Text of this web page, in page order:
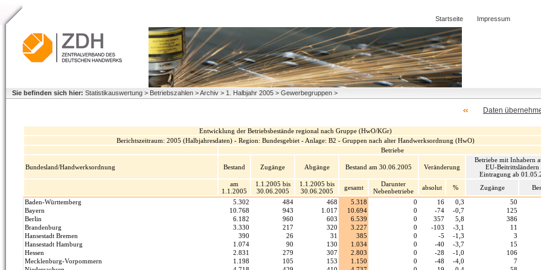
Startseite Impressum
Sie befinden sich hier: Statistikauswertung > Betriebszahlen > Archiv > 1. Halbjahr 2005 > Gewerbegruppen >
Daten